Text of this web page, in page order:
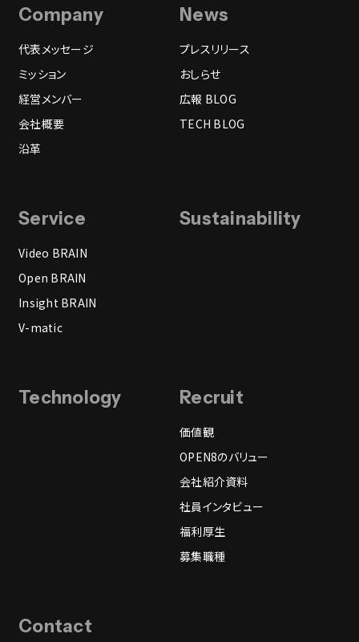
Company
代表メッセージ
ミッション
経営メンバー
会社概要
沿革
News
プレスリリース
おしらせ
広報 BLOG
TECH BLOG
Service
Video BRAIN
Open BRAIN
Insight BRAIN
V-matic
Technology Recruit
価値観
OPEN8のバリュー
会社紹介資料
社員インタビュー
福利厚生
募集職種
Sustainability
Contact